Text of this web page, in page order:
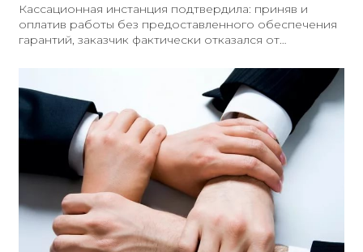
Кассационная инстанция подтвердила: приняв и
оплатив работы без предоставленного обеспечения
гарантий, заказчик фактически отказался от
обеспечения и не вправе требовать его позже
⚖️Муниципальный контракт на строительство крытой
ледовой арены в Санкт‑Петербурге предусматривал
обеспечение гарантий в размере 10% от НМЦК —
свыше 26,5 млн руб., со сроком предоставления не
позднее одного рабочего дня до завершения работ.
Гарантийный срок на объект — 5 лет